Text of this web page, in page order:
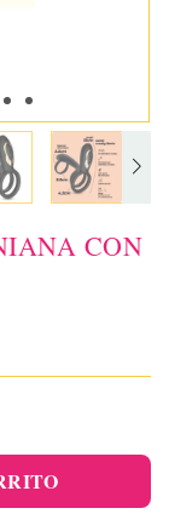
CON